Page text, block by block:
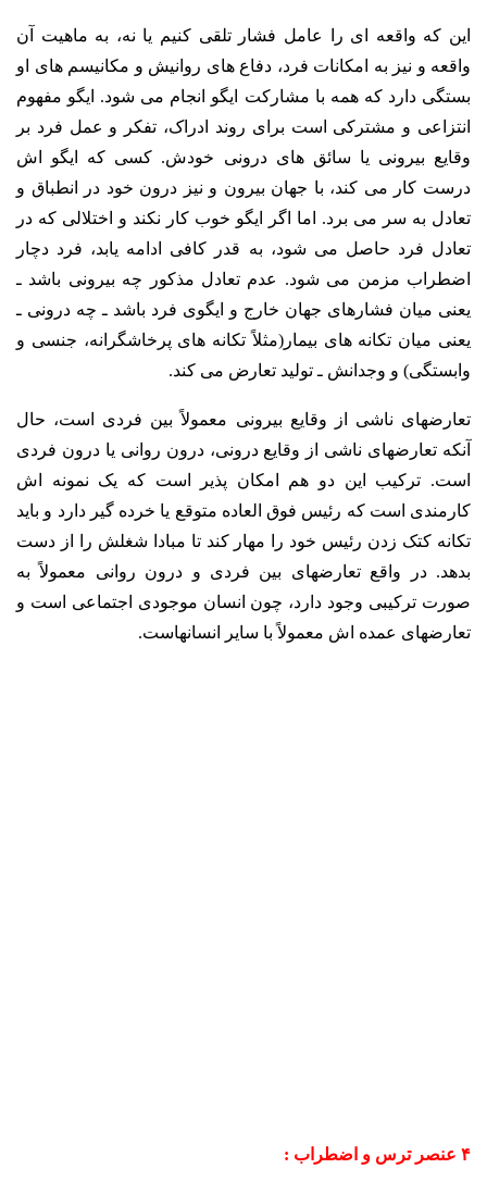
این که واقعه ای را عامل فشار تلقی کنیم یا نه، به ماهیت آن
واقعه و نیز به امکانات فرد، دفاع های روانیش و مکانیسم های او
بستگی دارد که همه با مشارکت ایگو انجام می شود. ایگو مفهوم
انتزاعی و مشترکی است برای روند ادراک، تفکر و عمل فرد بر
وقایع بیرونی یا سائق های درونی خودش. کسی که ایگو اش
درست کار می کند، با جهان بیرون و نیز درون خود در انطباق و
تعادل به سر می برد. اما اگر ایگو خوب کار نکند و اختلالی که در
تعادل فرد حاصل می شود، به قدر کافی ادامه یابد، فرد دچار
اضطراب مزمن می شود. عدم تعادل مذکور چه بیرونی باشد ـ
یعنی میان فشارهای جهان خارج و ایگوی فرد باشد ـ چه درونی ـ
یعنی میان تکانه های بیمار(مثلاً تکانه های پرخاشگرانه، جنسی و
وابستگی) و وجدانش ـ تولید تعارض می کند.
تعارضهای ناشی از وقایع بیرونی معمولاً بین فردی است، حال
آنکه تعارضهای ناشی از وقایع درونی، درون روانی یا درون فردی
است. ترکیب این دو هم امکان پذیر است که یک نمونه اش
کارمندی است که رئیس فوق العاده متوقع یا خرده گیر دارد و باید
تکانه کتک زدن رئیس خود را مهار کند تا مبادا شغلش را از دست
بدهد. در واقع تعارضهای بین فردی و درون روانی معمولاً به
صورت ترکیبی وجود دارد، چون انسان موجودی اجتماعی است و
تعارضهای عمده اش معمولاً با سایر انسانهاست.
۴ عنصر ترس و اضطراب :